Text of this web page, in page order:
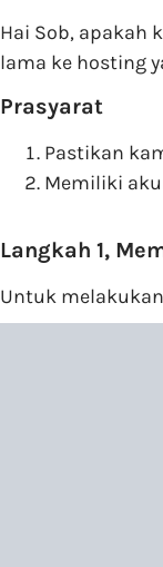
Hai Sob, apakah
lama ke hosting
Prasyarat
Pastikan
Memiliki
Langkah 1,
Untuk